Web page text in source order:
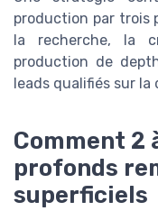
production par trois
la recherche, la
production de
leads qualifiés sur la
Comment 2
profonds
superficiels